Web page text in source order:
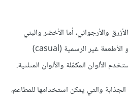
والأرجواني، أما الأخضر والبني
فهما لونين مناسبين للاسترخاء و الأطعمة غير الرسمية (casual)
الألوان المكمّلة والألوان المثلثية.
والتي يمكن استخدامها للمطاعم،